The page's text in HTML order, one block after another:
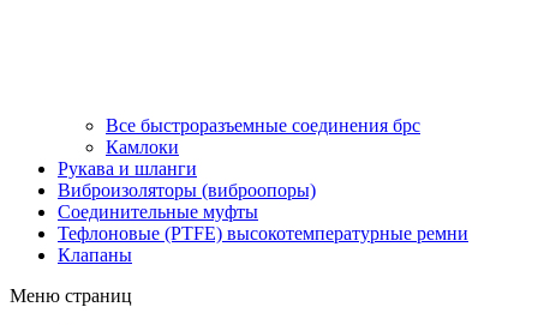
Все быстроразъемные соединения брс
Камлоки
Рукава и шланги
Виброизоляторы (виброопоры)
Соединительные муфты
Тефлоновые (PTFE) высокотемпературные ремни
Клапаны
Меню страниц